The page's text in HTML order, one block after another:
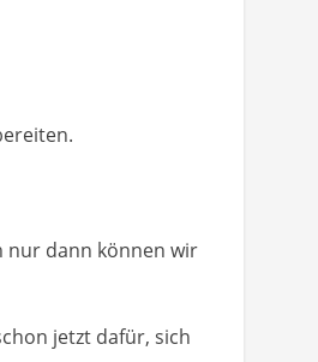
nur dann können wir
jetzt dafür, sich